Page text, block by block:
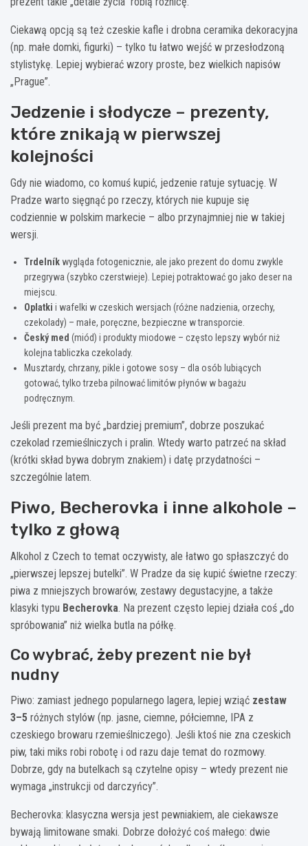
Ciekawą opcją są też czeskie kafle i drobna ceramika dekoracyjna
(np. małe domki, figurki) – tylko tu łatwo wejść w przesłodzoną
stylistykę. Lepiej wybierać wzory proste, bez wielkich napisów
„Prague”.
Jedzenie i słodycze – prezenty,
które znikają w pierwszej
kolejności
Gdy nie wiadomo, co komuś kupić, jedzenie ratuje sytuację. W
Pradze warto sięgnąć po rzeczy, których nie kupuje się
codziennie w polskim markecie – albo przynajmniej nie w takiej
wersji.
Trdelník wygląda fotogenicznie, ale jako prezent do domu zwykle
przegrywa (szybko czerstwieje). Lepiej potraktować go jako deser na
miejscu.
Oplatki i wafelki w czeskich wersjach (różne nadzienia, orzechy,
czekolady) – małe, poręczne, bezpieczne w transporcie.
Český med (miód) i produkty miodowe – często lepszy wybór niż
kolejna tabliczka czekolady.
Musztardy, chrzany, pikle i gotowe sosy – dla osób lubiących
gotować, tylko trzeba pilnować limitów płynów w bagażu
podręcznym.
Jeśli prezent ma być „bardziej premium”, dobrze poszukać
czekolad rzemieślniczych i pralin. Wtedy warto patrzeć na skład
(krótki skład bywa dobrym znakiem) i datę przydatności –
szczególnie latem.
Piwo, Becherovka i inne alkohole –
tylko z głową
Alkohol z Czech to temat oczywisty, ale łatwo go spłaszczyć do
„pierwszej lepszej butelki”. W Pradze da się kupić świetne rzeczy:
piwa z mniejszych browarów, zestawy degustacyjne, a także
klasyki typu Becherovka. Na prezent często lepiej działa coś „do
spróbowania” niż wielka butla na półkę.
Co wybrać, żeby prezent nie był
nudny
Piwo: zamiast jednego popularnego lagera, lepiej wziąć zestaw
3–5 różnych stylów (np. jasne, ciemne, półciemne, IPA z
czeskiego browaru rzemieślniczego). Jeśli ktoś nie zna czeskich
piw, taki miks robi robotę i od razu daje temat do rozmowy.
Dobrze, gdy na butelkach są czytelne opisy – wtedy prezent nie
wymaga „instrukcji od darczyńcy”.
Becherovka: klasyczna wersja jest pewniakiem, ale ciekawsze
bywają limitowane smaki. Dobrze dołożyć coś małego: dwie